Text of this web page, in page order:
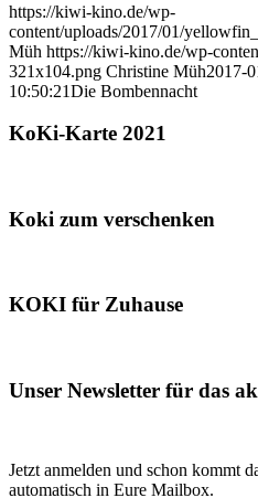
https://kiwi-kino.de/wp-
content/uploads/2017/01/
Müh https://kiwi-kino.de/wp-
321x104.png Christine Müh2017-
10:50:21Die Bombennacht
KoKi-Karte 2021
Koki zum verschenken
KOKI für Zuhause
Unser Newsletter für das
Jetzt anmelden und schon kommt
automatisch in Eure Mailbox.